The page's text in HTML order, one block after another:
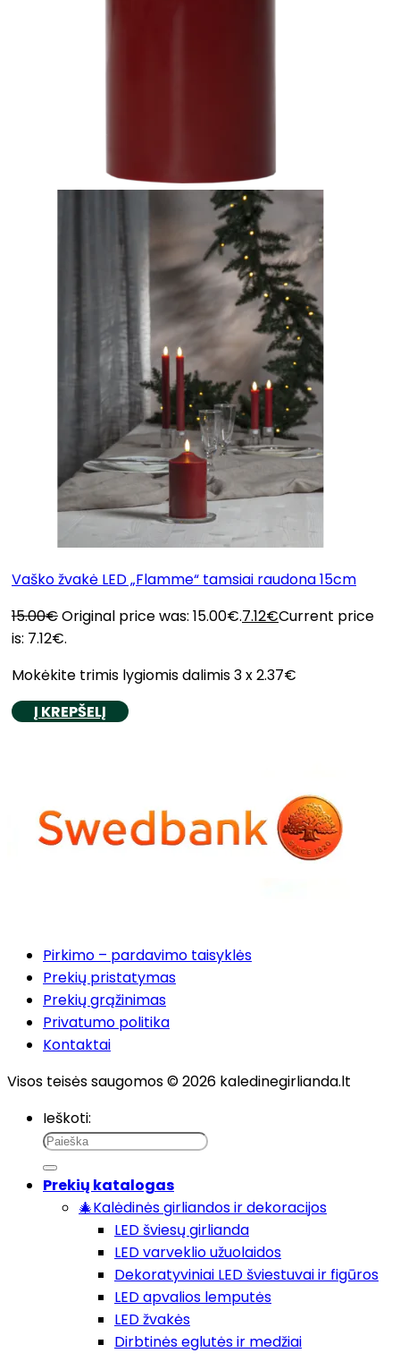
Vaško žvakė LED „Flamme“ tamsiai raudona 15cm
15.00€Original price was: 15.00€.7.12€Current price
is: 7.12€.
Mokėkite trimis lygiomis dalimis 3 x 2.37€
Į KREPŠELĮ
Pirkimo – pardavimo taisyklės
Prekių pristatymas
Prekių grąžinimas
Privatumo politika
Kontaktai
Visos teisės saugomos © 2026 kaledinegirlianda.lt
Ieškoti:
Prekių katalogas
🎄Kalėdinės girliandos ir dekoracijos
LED šviesų girlianda
LED varveklio užuolaidos
Dekoratyviniai LED šviestuvai ir figūros
LED apvalios lemputės
LED žvakės
Dirbtinės eglutės ir medžiai